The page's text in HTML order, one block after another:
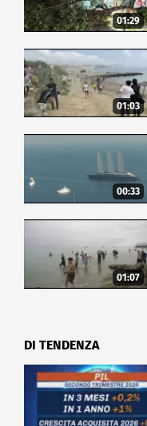
01:29
01:03
00:33
01:07
DI TENDENZA